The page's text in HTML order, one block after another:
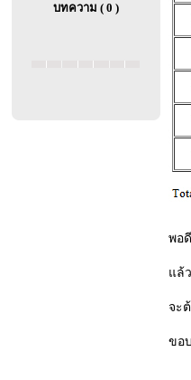
บทความ ( 0 )
พอ
แล้
จะ
ขอ